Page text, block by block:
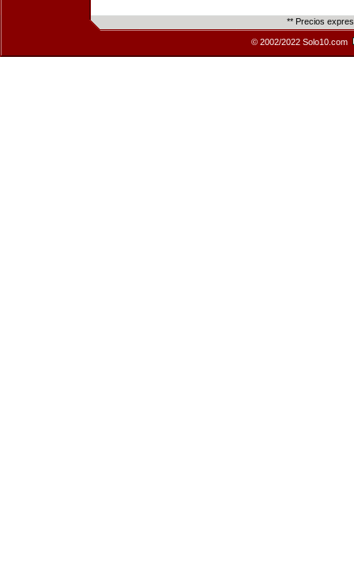
** Precios
© 2002/2022 Solo10.com